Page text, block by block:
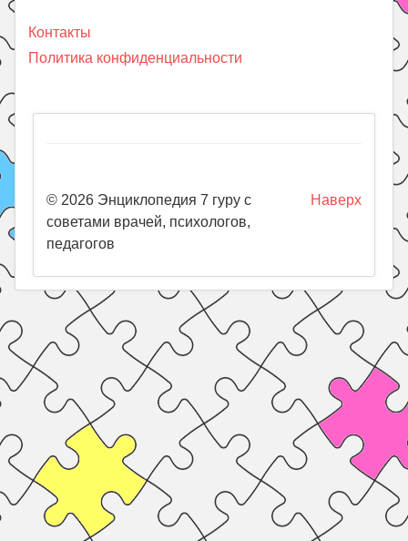
Контакты
Политика конфиденциальности
Наверх
© 2026 Энциклопедия 7 гуру с
советами врачей, психологов,
педагогов